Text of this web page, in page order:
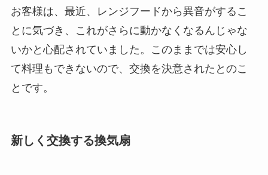
お客様は、最近、レンジフードから異音がするこ
とに気づき、これがさらに動かなくなるんじゃな
いかと心配されていました。このままでは安心し
て料理もできないので、交換を決意されたとのこ
とです。
新しく交換する換気扇